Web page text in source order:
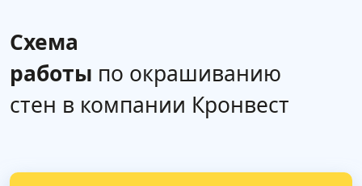
Схема
работы по окрашиванию
стен в компании Кронвест